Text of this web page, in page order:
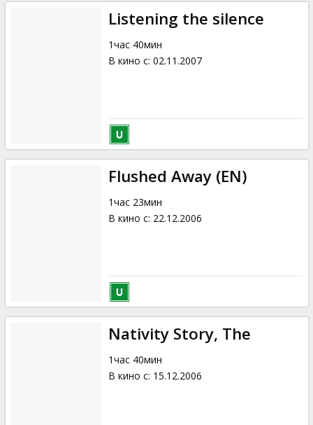
Listening the silence
1час 40мин
В кино с: 02.11.2007
Flushed Away (EN)
1час 23мин
В кино с: 22.12.2006
Nativity Story, The
1час 40мин
В кино с: 15.12.2006